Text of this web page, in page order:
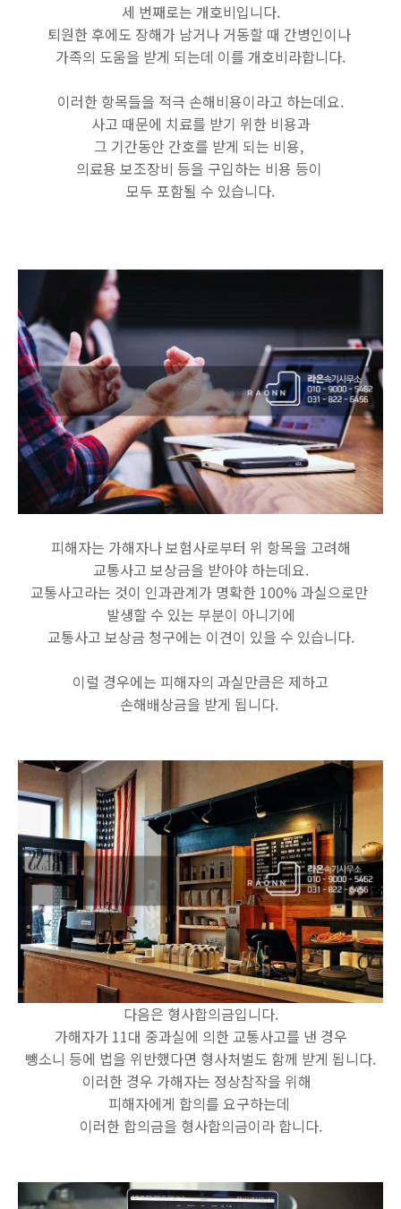
세 번째로는 개호비입니다.
퇴원한 후에도 장해가 남거나 거동할 때 간병인이나
가족의 도움을 받게 되는데 이를 개호비라합니다.
이러한 항목들을 적극 손해비용이라고 하는데요.
사고 때문에 치료를 받기 위한 비용과
그 기간동안 간호를 받게 되는 비용,
의료용 보조장비 등을 구입하는 비용 등이
모두 포함될 수 있습니다.
피해자는 가해자나 보험사로부터 위 항목을 고려해
교통사고 보상금을 받아야 하는데요.
교통사고라는 것이 인과관계가 명확한 100% 과실으로만
발생할 수 있는 부분이 아니기에
교통사고 보상금 청구에는 이견이 있을 수 있습니다.
이럴 경우에는 피해자의 과실만큼은 제하고
손해배상금을 받게 됩니다.
다음은 형사합의금입니다.
가해자가 11대 중과실에 의한 교통사고를 낸 경우
뺑소니 등에 법을 위반했다면 형사처벌도 함께 받게 됩니다.
이러한 경우 가해자는 정상참작을 위해
피해자에게 합의를 요구하는데
이러한 합의금을 형사합의금이라 합니다.